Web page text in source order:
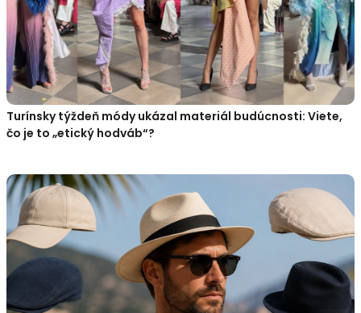
Turínsky týždeň módy ukázal materiál budúcnosti: Viete,
čo je to „etický hodváb“?